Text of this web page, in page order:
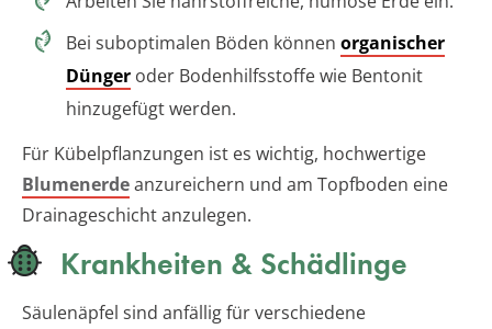
Bei suboptimalen Böden können organischer
Dünger oder Bodenhilfsstoffe wie Bentonit
hinzugefügt werden.
Für Kübelpflanzungen ist es wichtig, hochwertige
Blumenerdeanzureichern und am Topfboden eine
Drainageschicht anzulegen.
Krankheiten & Schädlinge
Säulenäpfel sind anfällig für verschiedene